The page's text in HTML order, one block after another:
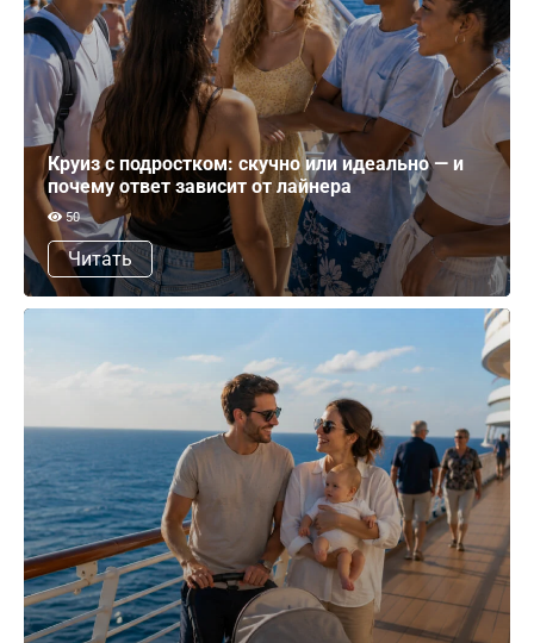
Круиз с подростком: скучно или идеально — и
почему ответ зависит от лайнера
50
Читать